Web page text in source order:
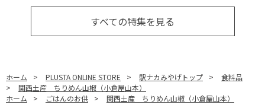
すべての特集を見る
ホーム > PLUSTA ONLINE STORE > 駅ナカみやげトップ >
食料品
>
関西土産 ちりめん山椒（小倉屋山本）
ホーム
> ごはんのお供 > 関西土産 ちりめん山椒（小倉屋山本）